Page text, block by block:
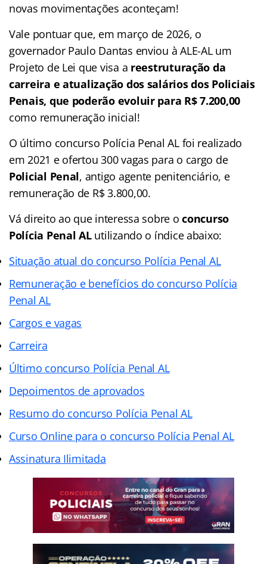
novas movimentações aconteçam!
Vale pontuar que, em março de 2026, o
governador Paulo Dantas enviou à ALE-AL um
Projeto de Lei que visa a reestruturação da
carreira e atualização dos salários dos Policiais
Penais, que poderão evoluir para R$ 7.200,00
como remuneração inicial!
O último concurso Polícia Penal AL foi realizado
em 2021 e ofertou 300 vagas para o cargo de
Policial Penal, antigo agente penitenciário, e
remuneração de R$ 3.800,00.
Vá direito ao que interessa sobre oconcurso
Polícia Penal ALutilizando o índice abaixo:
Situação atual do concurso Polícia Penal AL
Remuneração e benefícios do concurso Polícia
Penal AL
Cargos e vagas
Carreira
Último concurso Polícia Penal AL
Depoimentos de aprovados
Resumo do concurso Polícia Penal AL
Curso Online para o concurso Polícia Penal AL
Assinatura Ilimitada